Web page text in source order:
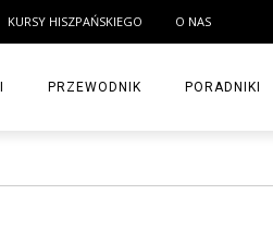
KURSY HISZPAŃSKIEGO O NAS
PRZEWODNIK PORADNIKI